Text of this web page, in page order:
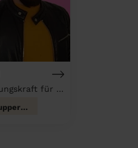
Reinigungskraft für deinen Haushalt
Wuppertal